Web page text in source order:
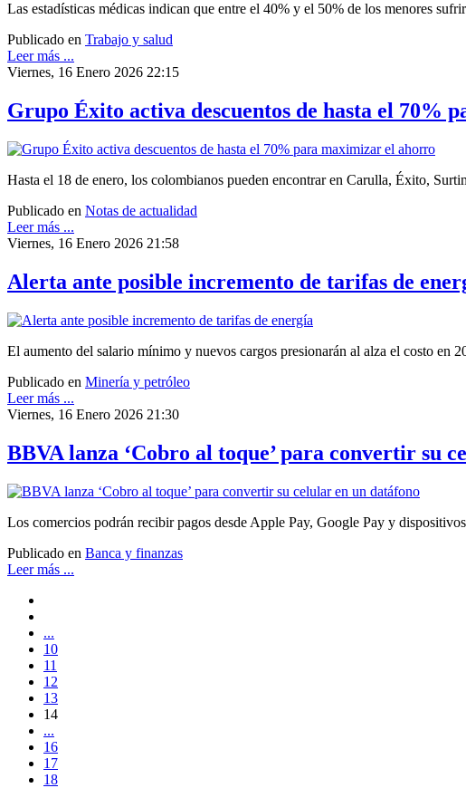
Las estadísticas médicas indican que entre el 40% y el 50% de los menores
Publicado en Trabajo y salud
Leer más ...
Viernes, 16 Enero 2026 22:15
Grupo Éxito activa descuentos de hasta el 70%
Hasta el 18 de enero, los colombianos pueden encontrar en Carulla, Éxito,
Publicado en Notas de actualidad
Leer más ...
Viernes, 16 Enero 2026 21:58
Alerta ante posible incremento de tarifas de
El aumento del salario mínimo y nuevos cargos presionarán al alza el costo en
Publicado en Minería y petróleo
Leer más ...
Viernes, 16 Enero 2026 21:30
BBVA lanza ‘Cobro al toque’ para convertir su
Los comercios podrán recibir pagos desde Apple Pay, Google Pay y
Publicado en Banca y finanzas
Leer más ...
...
10
11
12
13
14
...
16
17
18